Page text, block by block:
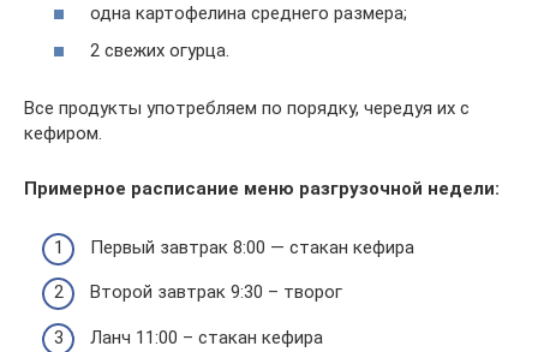
одна картофелина среднего размера;
2 свежих огурца.
Все продукты употребляем по порядку, чередуя их с
кефиром.
Примерное расписание меню разгрузочной недели:
Первый завтрак 8:00 — стакан кефира
Второй завтрак 9:30 – творог
Ланч 11:00 – стакан кефира